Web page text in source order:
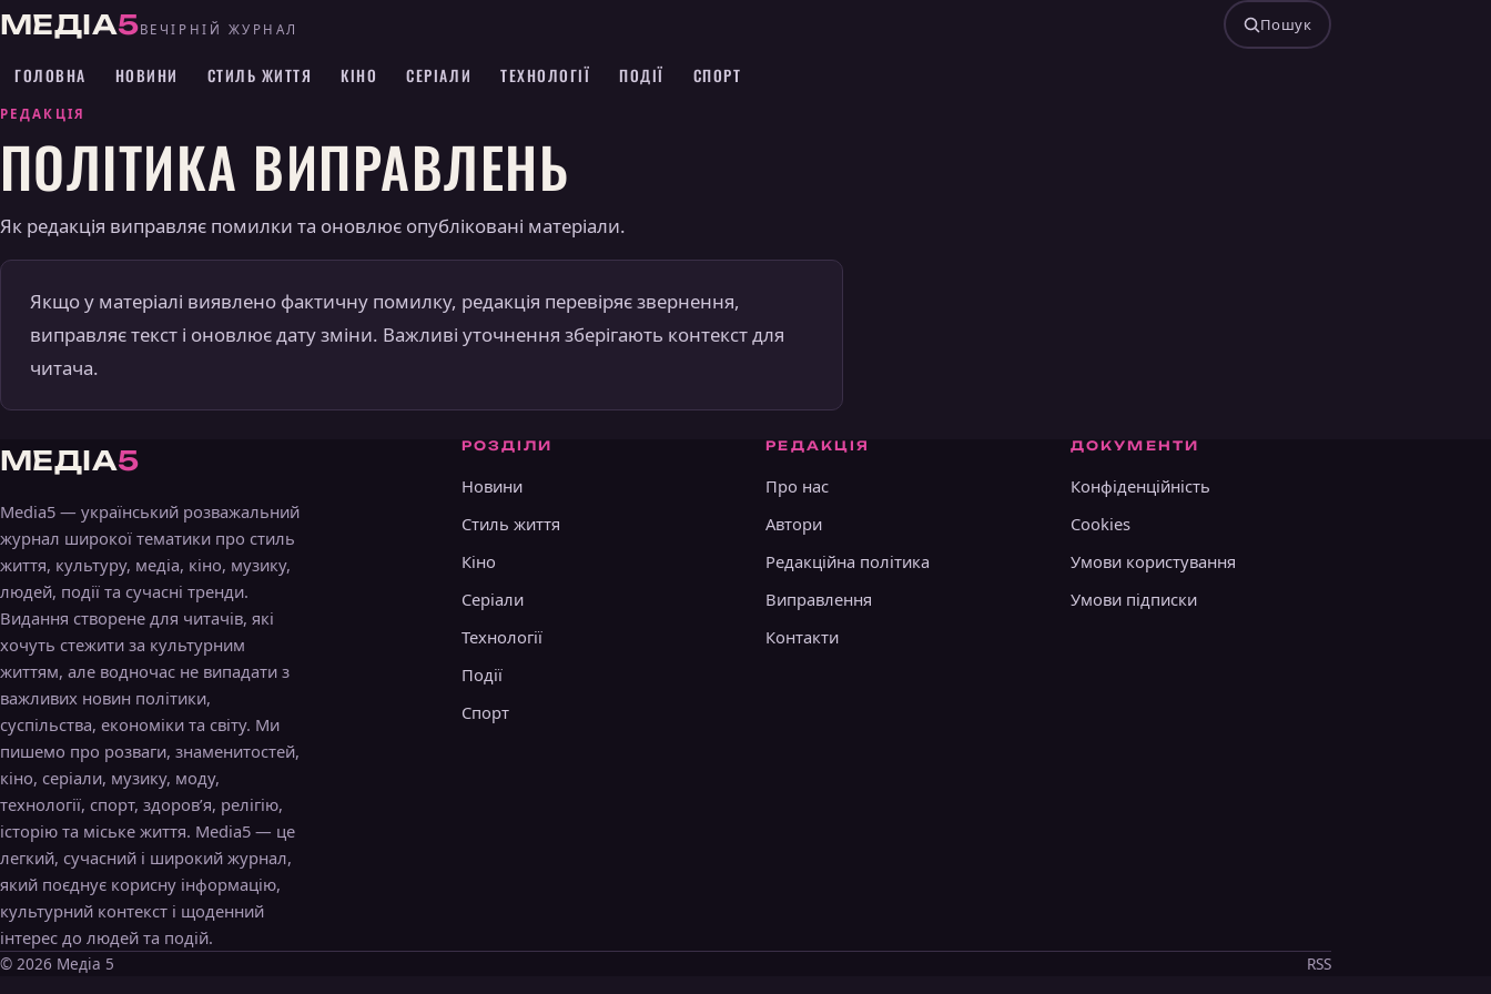
МЕДІА5ВЕЧІРНІЙ ЖУРНАЛ Пошук
ГОЛОВНА НОВИНИ СТИЛЬ ЖИТТЯ КІНО СЕРІАЛИ ТЕХНОЛОГІЇ ПОДІЇ СПОРТ
РЕДАКЦІЯ
ПОЛІТИКА ВИПРАВЛЕНЬ
Як редакція виправляє помилки та оновлює опубліковані матеріали.
Якщо у матеріалі виявлено фактичну помилку, редакція перевіряє звернення,
виправляє текст і оновлює дату зміни. Важливі уточнення зберігають контекст для
читача.
МЕДІА5
Media5 — український розважальний
журнал широкої тематики про стиль
життя, культуру, медіа, кіно, музику,
людей, події та сучасні тренди.
Видання створене для читачів, які
хочуть стежити за культурним
життям, але водночас не випадати з
важливих новин політики,
суспільства, економіки та світу. Ми
пишемо про розваги, знаменитостей,
кіно, серіали, музику, моду,
технології, спорт, здоров’я, релігію,
історію та міське життя. Media5 — це
легкий, сучасний і широкий журнал,
який поєднує корисну інформацію,
культурний контекст і щоденний
інтерес до людей та подій.
РОЗДІЛИ
Новини
Стиль життя
Кіно
Серіали
Технології
Події
Спорт
РЕДАКЦІЯ
Про нас
Автори
Редакційна політика
Виправлення
Контакти
ДОКУМЕНТИ
Конфіденційність
Cookies
Умови користування
Умови підписки
© 2026 Медіа 5 RSS